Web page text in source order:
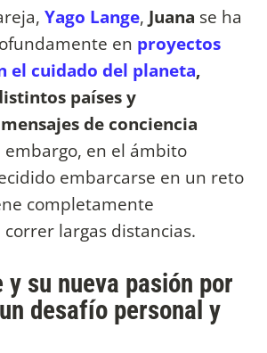
Yago Lange, Juana se ha
en proyectos
el cuidado del planeta,
países y
de conciencia
embargo, en el ámbito
embarcarse en un reto
completamente
largas distancias.
y su nueva pasión por
desafío personal y